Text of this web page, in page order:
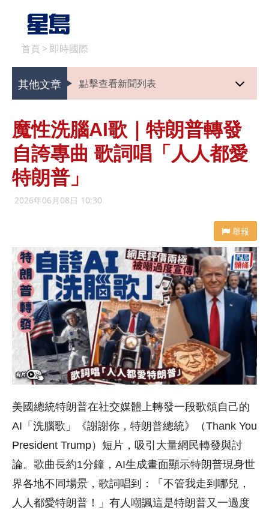
首頁 > 即時國際
其他文章 點擊查看新聞列表
魔性洗腦AI歌｜特朗普轉發
自誇專曲 歌詞唱「人人都愛
特朗普」
2026年06月08日 10:30
舉報
美國總統特朗普在社交媒體上轉發一段歌頌自己的
AI「洗腦歌」《謝謝你，特朗普總統》（Thank You
President Trump）短片，吸引大量網民轉發與討
論。歌曲長約1分鐘，AI生成畫面顯示特朗普現身世
界各地不同場景，歌詞唱到：「不管我走到哪兒，
人人都愛特朗普！」有人嘲諷這是特朗普又一過度